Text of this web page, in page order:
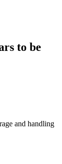
to be
and handling